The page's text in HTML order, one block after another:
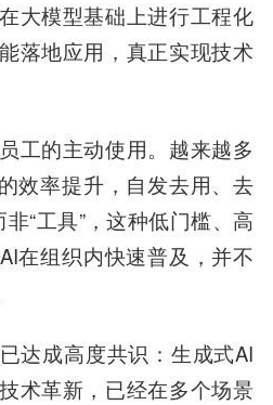
大模型基础上进行工程化
落地应用，真正实现技术
工的主动使用。越来越多
效率提升，自发去用、去
“工具”，这种低门槛、高
在组织内快速普及，并不
达成高度共识：生成式AI
术革新，已经在多个场景